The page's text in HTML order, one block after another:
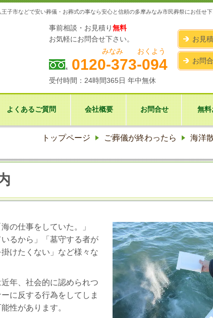
市などで安い葬儀・お葬式の事なら安心と信頼の多摩みなみ市民葬祭にお任せ下
事前相談・お見積り無料
お気軽にお問合せ下さい。
みなみ おくよう
0120-373-094
受付時間：24時間365日 年中無休
お見
お問
よくあるご質問 会社概要 お問合せ 無料
トップページ ご葬儀が終わったら 海洋
の仕事をしていた。」
るから」「墓守する者が
けたくない」など様々な
年、社会的に認められつ
に反する行為をしてしま
性があります。